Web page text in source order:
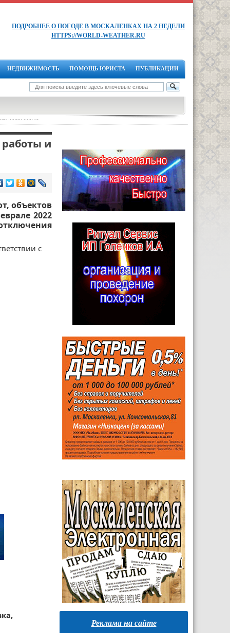
ПОДРОБНЕЕ О ПОГОДЕ В МОСКАЛЕНКАХ НА 2 НЕДЕЛИ
HTTPS://WORLD-WEATHER.RU
НЕДВИЖИМОСТЬ ПОМОЩЬ ЮРИСТА ПУБЛИКАЦИИ
света
и
объектов
2022
с
Реклама на сайте